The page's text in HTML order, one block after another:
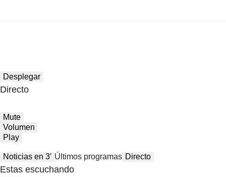
Desplegar
Directo
Mute
Volumen
Play
Noticias en 3′ Últimos programas Directo
Estas escuchando